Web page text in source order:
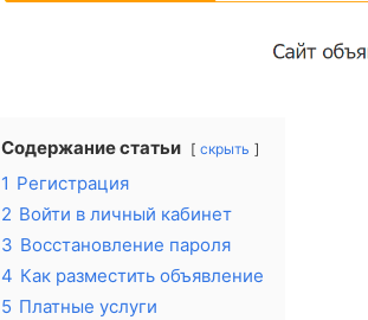
Содержание статьи скрыть
1 Регистрация
2 Войти в личный кабинет
3 Восстановление пароля
4 Как разместить объявление
5 Платные услуги